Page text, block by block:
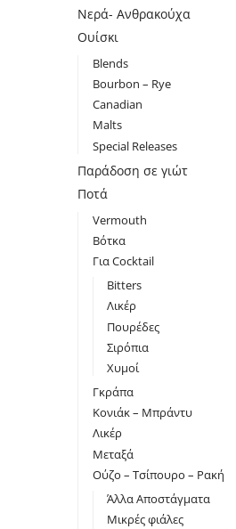
Νερά- Ανθρακούχα
Ουίσκι
Blends
Bourbon – Rye
Canadian
Malts
Special Releases
Παράδοση σε γιώτ
Ποτά
Vermouth
Βότκα
Για Cocktail
Bitters
Λικέρ
Πουρέδες
Σιρόπια
Χυμοί
Γκράπα
Κονιάκ – Μπράντυ
Λικέρ
Μεταξά
Ούζο – Τσίπουρο – Ρακή
Άλλα Αποστάγματα
Μικρές φιάλες